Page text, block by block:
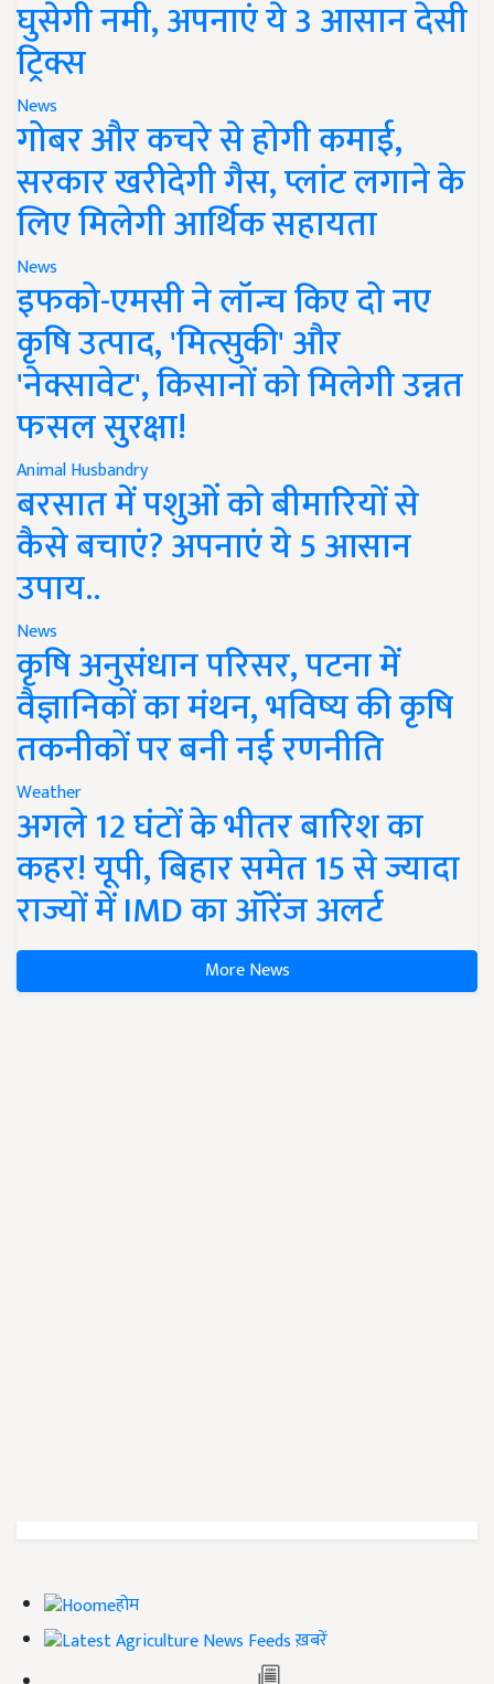
घुसेगी नमी, अपनाएं ये 3 आसान देसी
ट्रिक्स
News
गोबर और कचरे से होगी कमाई,
सरकार खरीदेगी गैस, प्लांट लगाने के
लिए मिलेगी आर्थिक सहायता
News
इफको-एमसी ने लॉन्च किए दो नए
कृषि उत्पाद, 'मित्सुकी' और
'नेक्सावेट', किसानों को मिलेगी उन्नत
फसल सुरक्षा!
Animal Husbandry
बरसात में पशुओं को बीमारियों से
कैसे बचाएं? अपनाएं ये 5 आसान
उपाय..
News
कृषि अनुसंधान परिसर, पटना में
वैज्ञानिकों का मंथन, भविष्य की कृषि
तकनीकों पर बनी नई रणनीति
Weather
अगले 12 घंटों के भीतर बारिश का
कहर! यूपी, बिहार समेत 15 से ज्यादा
राज्यों में IMD का ऑरेंज अलर्ट
More News
होम
ख़बरें